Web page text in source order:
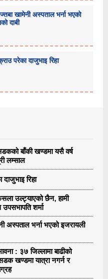
खामेनी अस्पताल भर्ना भएको
दाबी
परेका दाजुभाइ रिहा
बाँकी खण्डमा यसै वर्ष
लम्साल
रिहा
उल्ट्याएको छैन, हामी
शर्मा
अस्पताल भर्ना भएको इजरायली
: ३७ जिल्लामा बाढीको
खण्डमा यात्रा नगर्न र